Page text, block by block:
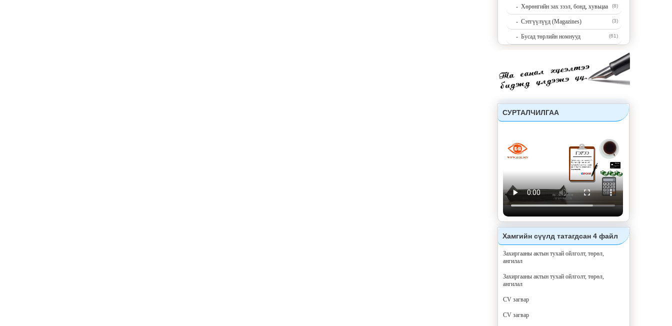
- Хөрөнгийн зах зээл, бонд, хувьцаа (8)
- Сэтгүүлүүд (Magazines) (3)
- Бусад төрлийн номнууд (61)
СУРТАЛЧИЛГАА
Хамгийн сүүлд татагдсан 4 файл
Захиргааны актын тухай ойлголт, төрөл,
ангилал
Захиргааны актын тухай ойлголт, төрөл,
ангилал
CV загвар
CV загвар